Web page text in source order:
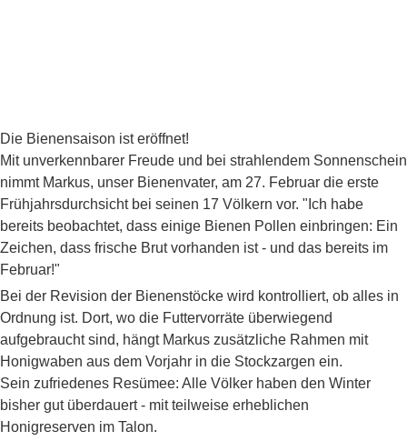
Die Bienensaison ist eröffnet!
Mit unverkennbarer Freude und bei strahlendem Sonnenschein
nimmt Markus, unser Bienenvater, am 27. Februar die erste
Frühjahrsdurchsicht bei seinen 17 Völkern vor. "Ich habe
bereits beobachtet, dass einige Bienen Pollen einbringen: Ein
Zeichen, dass frische Brut vorhanden ist - und das bereits im
Februar!"
Bei der Revision der Bienenstöcke wird kontrolliert, ob alles in
Ordnung ist. Dort, wo die Futtervorräte überwiegend
aufgebraucht sind, hängt Markus zusätzliche Rahmen mit
Honigwaben aus dem Vorjahr in die Stockzargen ein.
Sein zufriedenes Resümee: Alle Völker haben den Winter
bisher gut überdauert - mit teilweise erheblichen
Honigreserven im Talon.